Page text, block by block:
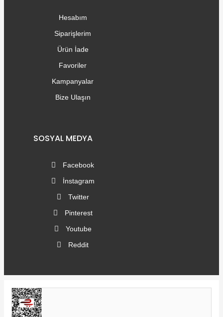
Hesabım
Siparişlerim
Ürün İade
Favoriler
Kampanyalar
Bize Ulaşın
SOSYAL MEDYA
Facebook
İnstagram
Twitter
Pinterest
Youtube
Reddit